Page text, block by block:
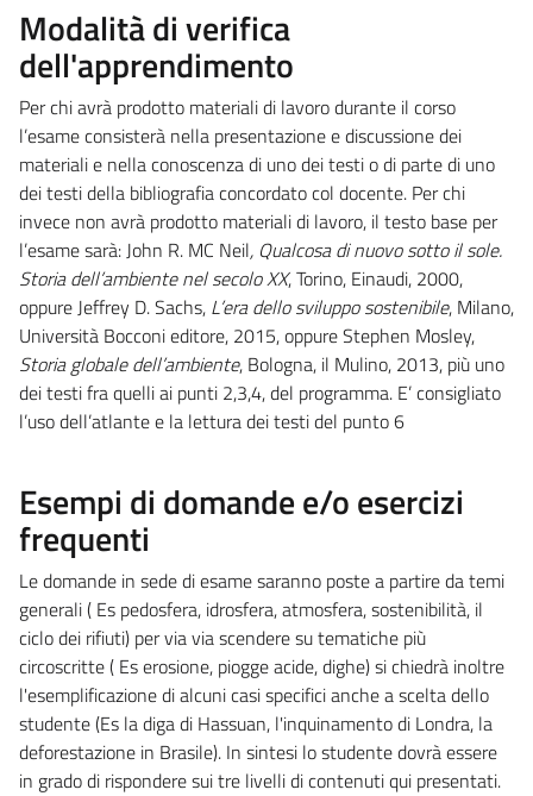
Modalità di verifica
dell'apprendimento
Per chi avrà prodotto materiali di lavoro durante il corso
l’esame consisterà nella presentazione e discussione dei
materiali e nella conoscenza di uno dei testi o di parte di uno
dei testi della bibliografia concordato col docente. Per chi
invece non avrà prodotto materiali di lavoro, il testo base per
l’esame sarà: John R. MC Neil, Qualcosa di nuovo sotto il sole.
Storia dell’ambiente nel secolo XX, Torino, Einaudi, 2000,
oppure Jeffrey D. Sachs, L’era dello sviluppo sostenibile, Milano,
Università Bocconi editore, 2015, oppure Stephen Mosley,
Storia globale dell’ambiente, Bologna, il Mulino, 2013, più uno
dei testi fra quelli ai punti 2,3,4, del programma. E’ consigliato
l’uso dell’atlante e la lettura dei testi del punto 6
Esempi di domande e/o esercizi
frequenti
Le domande in sede di esame saranno poste a partire da temi
generali ( Es pedosfera, idrosfera, atmosfera, sostenibilità, il
ciclo dei rifiuti) per via via scendere su tematiche più
circoscritte ( Es erosione, piogge acide, dighe) si chiedrà inoltre
l'esemplificazione di alcuni casi specifici anche a scelta dello
studente (Es la diga di Hassuan, l'inquinamento di Londra, la
deforestazione in Brasile). In sintesi lo studente dovrà essere
in grado di rispondere sui tre livelli di contenuti qui presentati.